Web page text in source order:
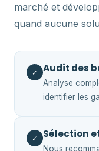
marché et
quand aucune
✓ Audit des
Analyse
identifier les
✓ Sélection
Nous